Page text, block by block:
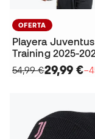
OFERTA
Playera Juventus
Training 2025-
54,99 €29,99 €